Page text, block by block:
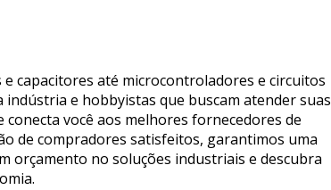
capacitores até microcontroladores e circuitos
e hobbyistas que buscam atender suas
você aos melhores fornecedores de
de compradores satisfeitos, garantimos uma
orçamento no soluções industriais e descubra